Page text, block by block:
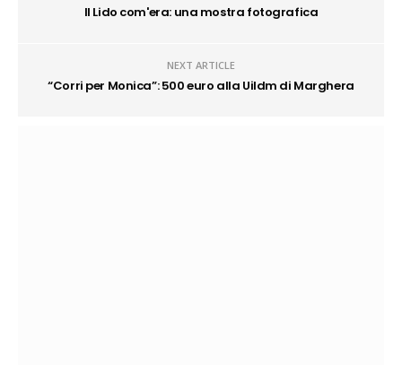
Il Lido com'era: una mostra fotografica
NEXT ARTICLE
“Corri per Monica”: 500 euro alla Uildm di Marghera